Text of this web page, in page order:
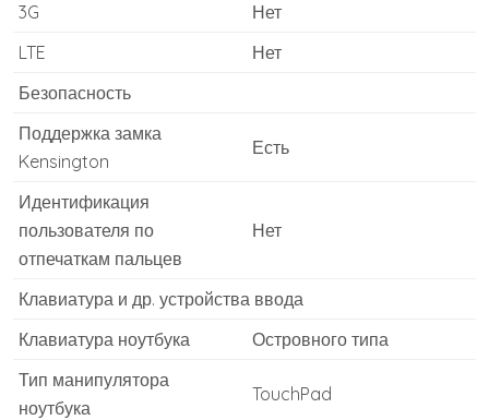
3G
Нет
LTE
Нет
Безопасность
Поддержка замка
Kensington
Есть
Идентификация
пользователя по
отпечаткам пальцев
Нет
Клавиатура и др. устройства ввода
Клавиатура ноутбука
Островного типа
Тип манипулятора
ноутбука
TouchPad